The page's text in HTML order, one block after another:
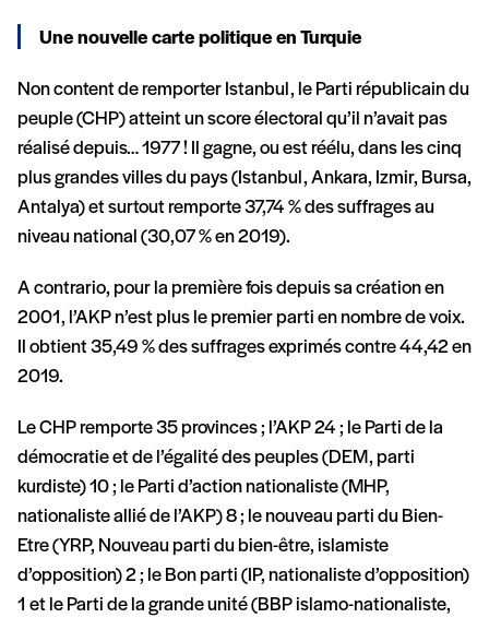
Une nouvelle carte politique en Turquie
Non content de remporter Istanbul, le Parti républicain du
peuple (CHP) atteint un score électoral qu’il n’avait pas
réalisé depuis… 1977 ! Il gagne, ou est réélu, dans les cinq
plus grandes villes du pays (Istanbul, Ankara, Izmir, Bursa,
Antalya) et surtout remporte 37,74 % des suffrages au
niveau national (30,07 % en 2019).
A contrario, pour la première fois depuis sa création en
2001, l’AKP n’est plus le premier parti en nombre de voix.
Il obtient 35,49 % des suffrages exprimés contre 44,42 en
2019.
Le CHP remporte 35 provinces ; l’AKP 24 ; le Parti de la
démocratie et de l’égalité des peuples (DEM, parti
kurdiste) 10 ; le Parti d’action nationaliste (MHP,
nationaliste allié de l’AKP) 8 ; le nouveau parti du Bien-
Etre (YRP, Nouveau parti du bien-être, islamiste
d’opposition) 2 ; le Bon parti (IP, nationaliste d’opposition)
1 et le Parti de la grande unité (BBP islamo-nationaliste,